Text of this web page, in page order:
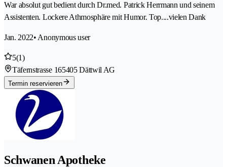
War absolut gut bedient durch Dr.med. Patrick Herrmann und seinem
Assistenten. Lockere Athmosphäre mit Humor. Top....vielen Dank
Jan. 2022• Anonymous user
5(1)
Täfernstrasse 165405 Dättwil AG
Termin reservieren
Schwanen Apotheke